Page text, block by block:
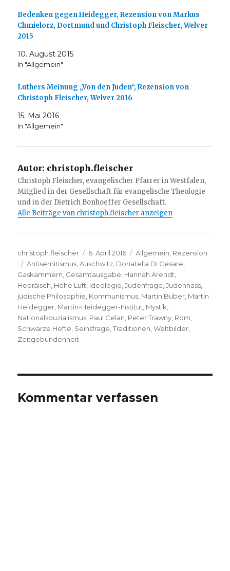
Bedenken gegen Heidegger, Rezension von Markus
Chmielorz, Dortmund und Christoph Fleischer, Welver
2015
10. August 2015
In "Allgemein"
Luthers Meinung „Von den Juden“, Rezension von
Christoph Fleischer, Welver 2016
15. Mai 2016
In "Allgemein"
Autor: christoph.fleischer
Christoph Fleischer, evangelischer Pfarrer in Westfalen,
Mitglied in der Gesellschaft für evangelische Theologie
und in der Dietrich Bonhoeffer Gesellschaft.
Alle Beiträge von christoph.fleischer anzeigen
Autor
christoph.fleischer
Veröffentlicht
am
6. April 2016 Kategorien
Allgemein Rezension
Schlagwörter
Antisemitismus ,Auschwitz Donatella Di Cesare
Gaskammern Gesamtausgabe Hannah Arendt
Hebräisch Hohe Luft Ideologie ,Judenfrage ,Judenhass
jüdische Philosophie Kommunismus Martin Buber Martin
Heidegger Martin-Heidegger-Institut Mystik
Nationalsouzialismus Paul Celan Peter Trawny Rom
Schwarze Hefte Seinsfrage ,Traditionen ,Weltbilder
Zeitgebundenheit
Kommentar verfassen